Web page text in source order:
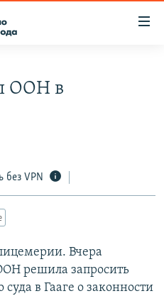
ООН в
без VPN
Вчера
решила запросить
в Гааге о законности